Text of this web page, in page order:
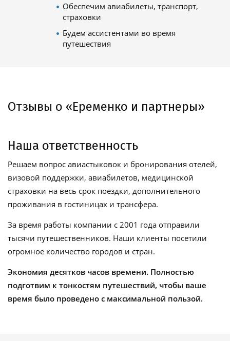
Обеспечим авиабилеты, транспорт,
страховки
Будем ассистентами во время
путешествия
Отзывы о «Еременко и партнеры»
Наша ответственность
Решаем вопрос авиастыковок и бронирования отелей,
визовой поддержки, авиабилетов, медицинской
страховки на весь срок поездки, дополнительного
проживания в гостиницах и трансфера.
За время работы компании с 2001 года отправили
тысячи путешественников. Наши клиенты посетили
огромное количество городов и стран.
Экономия десятков часов времени. Полностью
подготвим к тонкостям путешествий, чтобы ваше
время было проведено с максимальной пользой.